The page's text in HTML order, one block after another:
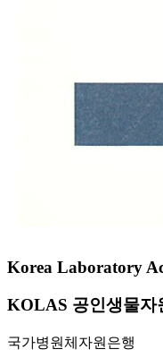
Korea Laboratory
KOLAS 공인생물자
국가병원체자원은행